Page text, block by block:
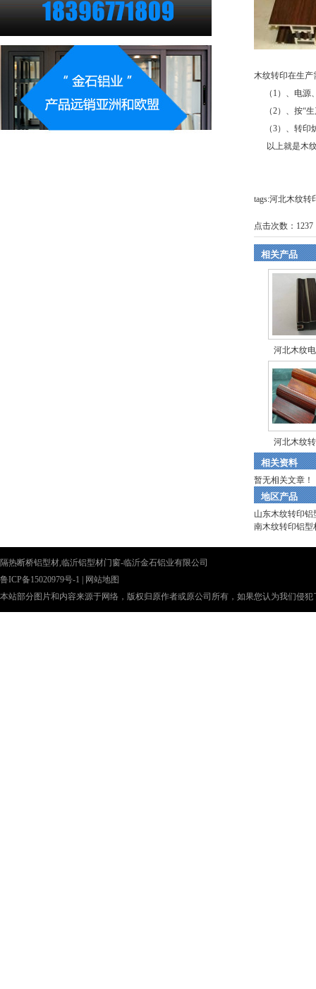
木纹转印在生产
（1）、电源
（2）、按“生
（3）、转印
以上就是木纹
tags:河北木纹
点击次数： 1237
相关产品
河北木纹
河北木纹
相关资料
暂无相关文章！
地区产品
山东木纹转印铝
南木纹转印铝型
隔热断桥铝型材,临沂铝型材门窗-临沂金石铝业有限公司
鲁ICP备15020979号-1
网站地图
本站部分图片和内容来源于网络，版权归原作者或原公司所有，如果您认为我们侵